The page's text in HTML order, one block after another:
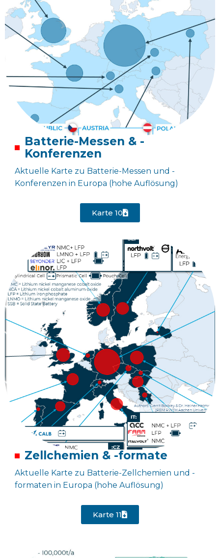
Batterie-Messen & -
Konferenzen
Aktuelle Karte zu Batterie-Messen und -
Konferenzen in Europa (hohe Auflösung)
Karte 10
Zellchemien & -formate
Aktuelle Karte zu Batterie-Zellchemien und -
formaten in Europa (hohe Auflösung)
Karte 11